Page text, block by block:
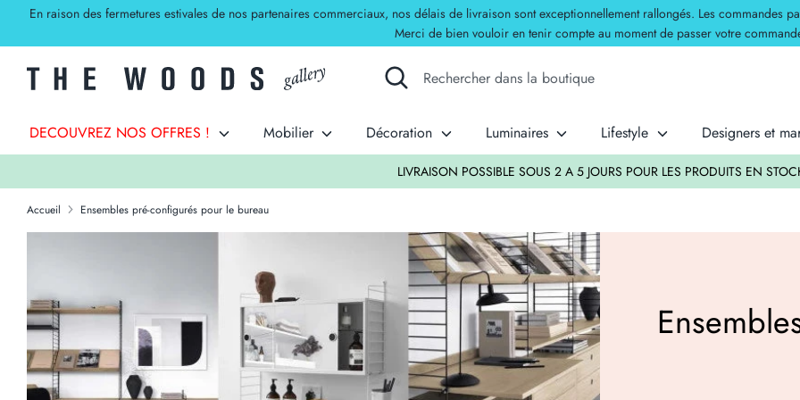
PasserEn raison des fermetures estivales de nos partenaires commerciaux, nos délais de livraison sont exceptionnellement rallongés. Les commandes
Merci de bien vouloir en tenir compte au moment de passer votre
Recherche
Rechercher
dans
boutique
DECOUVREZ NOS OFFRES ! Mobilier Décoration Luminaires Lifestyle Designers et
LIVRAISON POSSIBLE SOUS 2 A 5 JOURS POUR LES PRODUITS EN
Accueil Ensembles pré-configurés pour le bureau